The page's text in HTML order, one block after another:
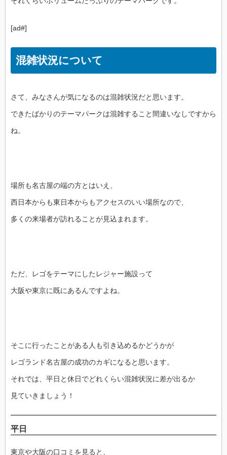
[ad#]
混雑状況について
さて、みなさんが気になるのは混雑状況だと思います。
できたばかりのテーマパークは混雑すること間違いなしですから
ね。
場所も名古屋の端の方とはいえ、
西日本からも東日本からもアクセスのいい場所なので、
多くの来場者が訪れることが見込まれます。
ただ、レゴをテーマにしたレジャー施設って
大阪や東京に既にあるんですよね。
そこに行ったことがある人も引き込めるかどうかが
レゴランド名古屋の成功のカギになると思います。
それでは、平日と休日でどれくらい混雑状況に差が出るか
見ていきましょう！
平日
東京や大阪の口コミを見ると、